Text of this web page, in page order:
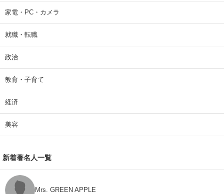
家電・PC・カメラ
就職・転職
政治
教育・子育て
経済
美容
新着著名人一覧
Mrs. GREEN APPLE